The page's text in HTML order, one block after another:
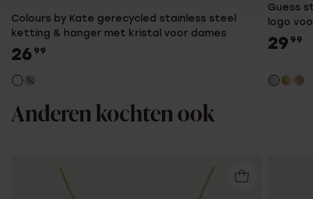
Colours by Kate gerecycled stainless steel
ketting & hanger met kristal voor dames
26 99
Guess
logo
29 99
Anderen kochten ook